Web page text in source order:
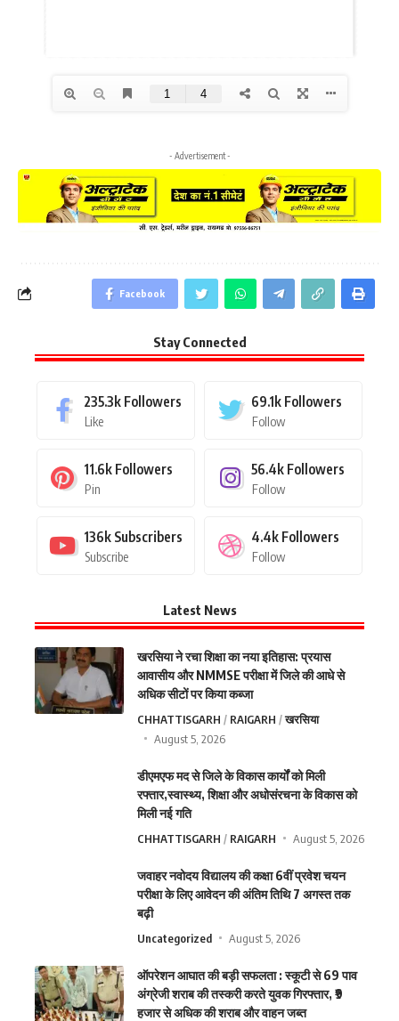
- Advertisement -
Facebook
Stay Connected
235.3k Followers
Like
69.1k Followers
Follow
11.6k Followers
Pin
56.4k Followers
Follow
136k Subscribers
Subscribe
4.4k Followers
Follow
Latest News
खरसिया ने रचा शिक्षा का नया इतिहास: प्रयास
आवासीय और NMMSE परीक्षा में जिले की आधे से
अधिक सीटों पर किया कब्जा
CHHATTISGARH RAIGARH
खरसिया
August 5, 2026
डीएमएफ मद से जिले के विकास कार्यों को मिली
रफ्तार,स्वास्थ्य, शिक्षा और अधोसंरचना के विकास को
मिली नई गति
CHHATTISGARH RAIGARH August 5, 2026
जवाहर नवोदय विद्यालय की कक्षा 6वीं प्रवेश चयन
परीक्षा के लिए आवेदन की अंतिम तिथि 7 अगस्त तक
बढ़ी
Uncategorized August 5, 2026
ऑपरेशन आघात की बड़ी सफलता : स्कूटी से 69 पाव
अंग्रेजी शराब की तस्करी करते युवक गिरफ्तार, ₹9
हजार से अधिक की शराब और वाहन जब्त